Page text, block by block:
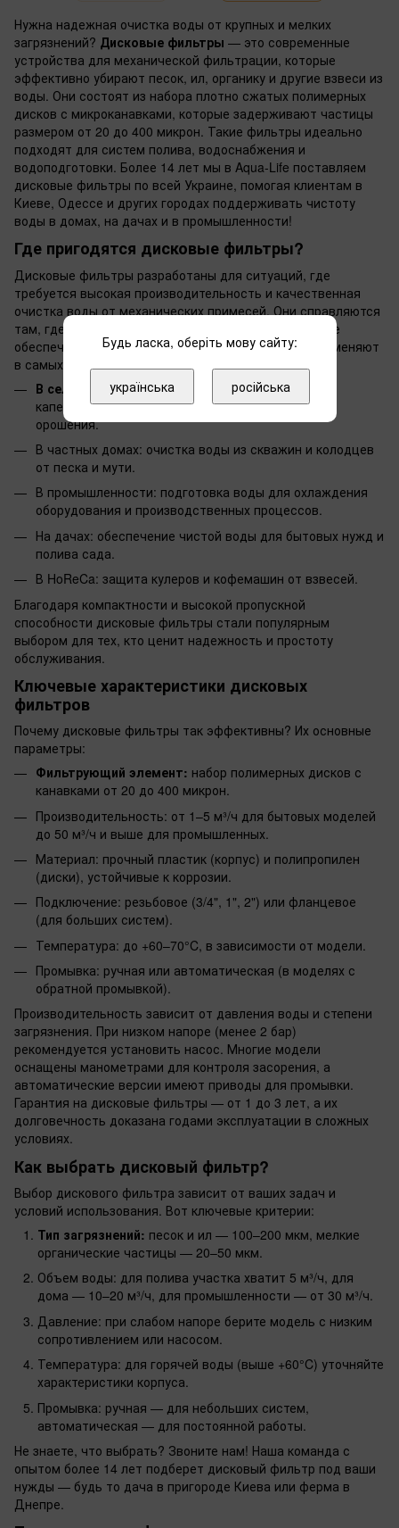
Нужна надежная очистка воды от крупных и мелких
загрязнений? Дисковые фильтры — это современные
устройства для механической фильтрации, которые
эффективно убирают песок, ил, органику и другие взвеси из
воды. Они состоят из набора плотно сжатых полимерных
дисков с микроканавками, которые задерживают частицы
размером от 20 до 400 микрон. Такие фильтры идеально
подходят для систем полива, водоснабжения и
водоподготовки. Более 14 лет мы в Aqua-Life поставляем
дисковые фильтры по всей Украине, помогая клиентам в
Киеве, Одессе и других городах поддерживать чистоту
воды в домах, на дачах и в промышленности!
Где пригодятся дисковые фильтры?
Дисковые фильтры разработаны для ситуаций, где
требуется высокая производительность и качественная
очистка воды от механических примесей. Они справляются
там, где сетчатые фильтры могут забиваться или не
обеспечивать нужной тонкости фильтрации. Их применяют
в самых разных сферах:
В сельском хозяйстве:
фильтрация воды для
капельного полива, защиты форсунок и систем
орошения.
В частных домах: очистка воды из скважин и колодцев
от песка и мути.
В промышленности: подготовка воды для охлаждения
оборудования и производственных процессов.
На дачах: обеспечение чистой воды для бытовых нужд и
полива сада.
В HoReCa: защита кулеров и кофемашин от взвесей.
Благодаря компактности и высокой пропускной
способности дисковые фильтры стали популярным
выбором для тех, кто ценит надежность и простоту
обслуживания.
Ключевые характеристики дисковых
фильтров
Почему дисковые фильтры так эффективны? Их основные
параметры:
Фильтрующий элемент: набор полимерных дисков с
канавками от 20 до 400 микрон.
Производительность: от 1–5 м³/ч для бытовых моделей
до 50 м³/ч и выше для промышленных.
Материал: прочный пластик (корпус) и полипропилен
(диски), устойчивые к коррозии.
Подключение: резьбовое (3/4", 1", 2") или фланцевое
(для больших систем).
Температура: до +60–70°C, в зависимости от модели.
Промывка: ручная или автоматическая (в моделях с
обратной промывкой).
Производительность зависит от давления воды и степени
загрязнения. При низком напоре (менее 2 бар)
рекомендуется установить насос. Многие модели
оснащены манометрами для контроля засорения, а
автоматические версии имеют приводы для промывки.
Гарантия на дисковые фильтры — от 1 до 3 лет, а их
долговечность доказана годами эксплуатации в сложных
условиях.
Как выбрать дисковый фильтр?
Выбор дискового фильтра зависит от ваших задач и
условий использования. Вот ключевые критерии:
Тип загрязнений: песок и ил — 100–200 мкм, мелкие
органические частицы — 20–50 мкм.
Объем воды: для полива участка хватит 5 м³/ч, для
дома — 10–20 м³/ч, для промышленности — от 30 м³/ч.
Давление: при слабом напоре берите модель с низким
сопротивлением или насосом.
Температура: для горячей воды (выше +60°C) уточняйте
характеристики корпуса.
Промывка: ручная — для небольших систем,
автоматическая — для постоянной работы.
Не знаете, что выбрать? Звоните нам! Наша команда с
опытом более 14 лет подберет дисковый фильтр под ваши
нужды — будь то дача в пригороде Киева или ферма в
Днепре.
Будь ласка, оберіть мову сайту:
українська російська